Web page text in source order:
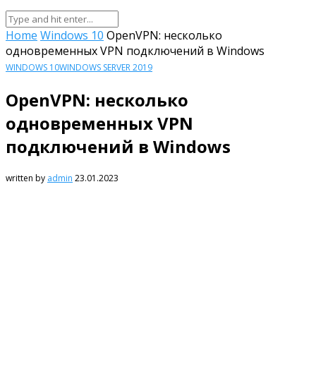
Home Windows 10 OpenVPN: несколько
одновременных VPN подключений в Windows
WINDOWS 10WINDOWS SERVER 2019
OpenVPN: несколько
одновременных VPN
подключений в Windows
written by admin 23.01.2023